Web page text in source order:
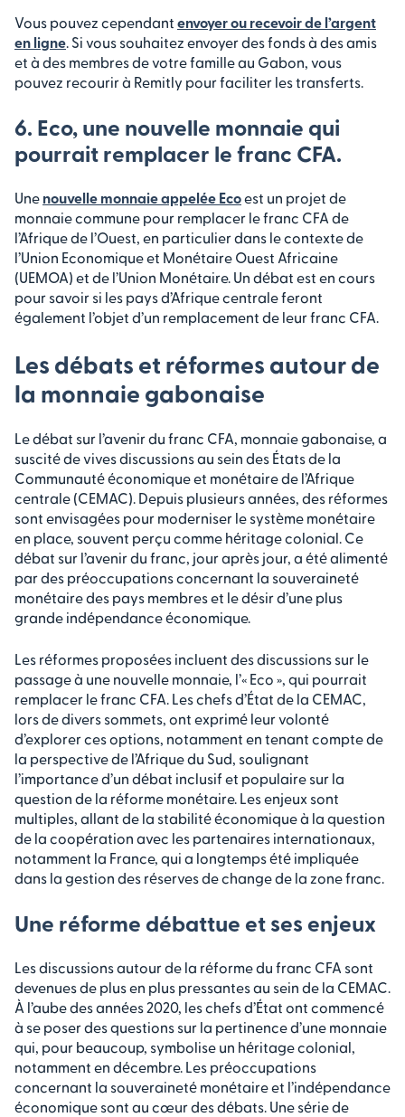
Vous pouvez cependant envoyer ou recevoir de l’argent
en ligne. Si vous souhaitez envoyer des fonds à des amis
et à des membres de votre famille au Gabon, vous
pouvez recourir à Remitly pour faciliter les transferts.
6. Eco, une nouvelle monnaie qui
pourrait remplacer le franc CFA.
Une nouvelle monnaie appelée Ecoest un projet de
monnaie commune pour remplacer le franc CFA de
l’Afrique de l’Ouest, en particulier dans le contexte de
l’Union Economique et Monétaire Ouest Africaine
(UEMOA) et de l’Union Monétaire. Un débat est en cours
pour savoir si les pays d’Afrique centrale feront
également l’objet d’un remplacement de leur franc CFA.
Les débats et réformes autour de
la monnaie gabonaise
Le débat sur l’avenir du franc CFA, monnaie gabonaise, a
suscité de vives discussions au sein des États de la
Communauté économique et monétaire de l’Afrique
centrale (CEMAC). Depuis plusieurs années, des réformes
sont envisagées pour moderniser le système monétaire
en place, souvent perçu comme héritage colonial. Ce
débat sur l’avenir du franc, jour après jour, a été alimenté
par des préoccupations concernant la souveraineté
monétaire des pays membres et le désir d’une plus
grande indépendance économique.
Les réformes proposées incluent des discussions sur le
passage à une nouvelle monnaie, l’« Eco », qui pourrait
remplacer le franc CFA. Les chefs d’État de la CEMAC,
lors de divers sommets, ont exprimé leur volonté
d’explorer ces options, notamment en tenant compte de
la perspective de l’Afrique du Sud, soulignant
l’importance d’un débat inclusif et populaire sur la
question de la réforme monétaire. Les enjeux sont
multiples, allant de la stabilité économique à la question
de la coopération avec les partenaires internationaux,
notamment la France, qui a longtemps été impliquée
dans la gestion des réserves de change de la zone franc.
Une réforme débattue et ses enjeux
Les discussions autour de la réforme du franc CFA sont
devenues de plus en plus pressantes au sein de la CEMAC.
À l’aube des années 2020, les chefs d’État ont commencé
à se poser des questions sur la pertinence d’une monnaie
qui, pour beaucoup, symbolise un héritage colonial,
notamment en décembre. Les préoccupations
concernant la souveraineté monétaire et l’indépendance
économique sont au cœur des débats. Une série de